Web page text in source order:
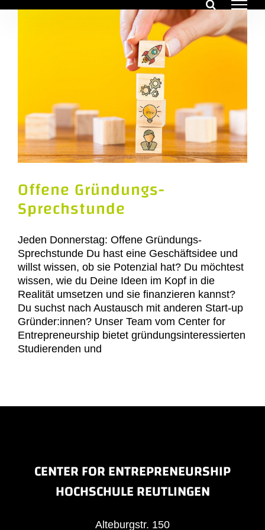
Offene Gründungs-
Sprechstunde
Jeden Donnerstag: Offene Gründungs-
Sprechstunde Du hast eine Geschäftsidee und
willst wissen, ob sie Potenzial hat? Du möchtest
wissen, wie du Deine Ideen im Kopf in die
Realität umsetzen und sie finanzieren kannst?
Du suchst nach Austausch mit anderen Start-up
Gründer:innen? Unser Team vom Center for
Entrepreneurship bietet gründungsinteressierten
Studierenden und
CENTER FOR ENTREPRENEURSHIP
HOCHSCHULE REUTLINGEN
Alteburgstr. 150